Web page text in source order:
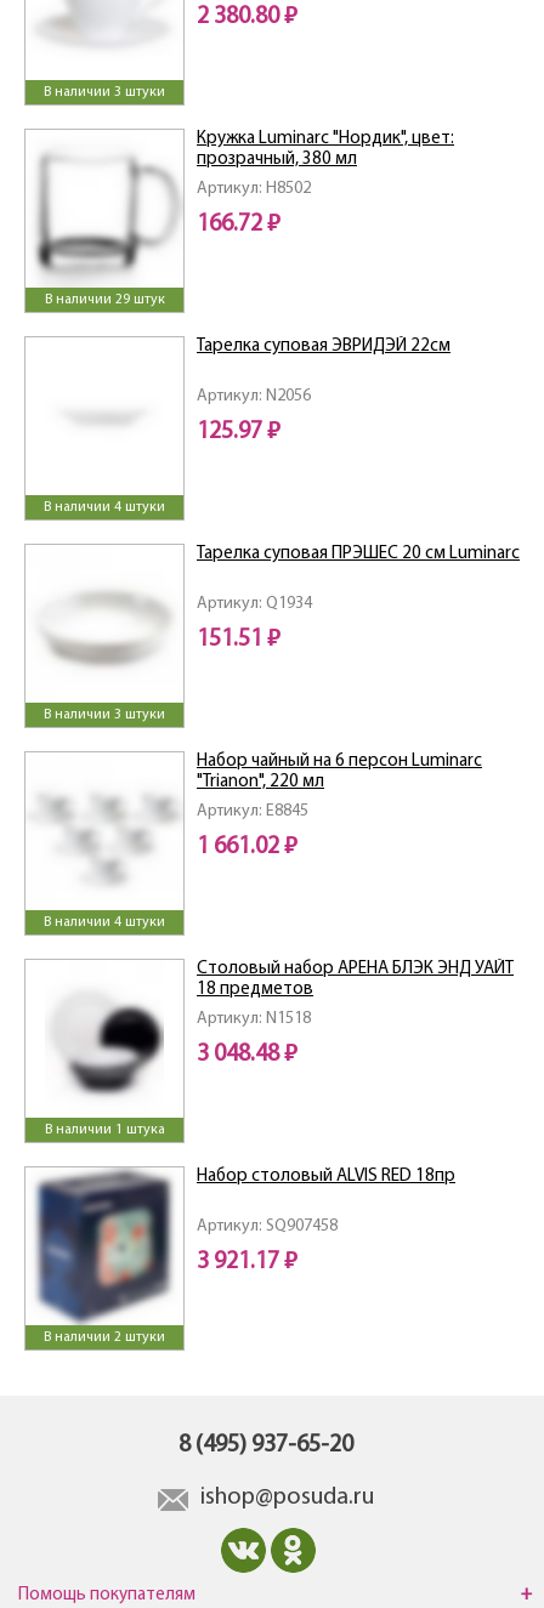
В наличии 3 штуки
2 380.80 ₽
В наличии 29 штук
Артикул: H8502
Кружка Luminarc "Нордик", цвет:
прозрачный, 380 мл
166.72 ₽
В наличии 4 штуки
Артикул: N2056
Тарелка суповая ЭВРИДЭЙ 22см
125.97 ₽
В наличии 3 штуки
Артикул: Q1934
Тарелка суповая ПРЭШЕС 20 см Luminarc
151.51 ₽
В наличии 4 штуки
Артикул: E8845
Набор чайный на 6 персон Luminarc
"Trianon", 220 мл
1 661.02 ₽
В наличии 1 штука
Артикул: N1518
Столовый набор АРЕНА БЛЭК ЭНД УАЙТ
18 предметов
3 048.48 ₽
В наличии 2 штуки
Артикул: SQ907458
Набор столовый ALVIS RED 18пр
3 921.17 ₽
8 (495) 937-65-20
ishop@posuda.ru
Помощь покупателям